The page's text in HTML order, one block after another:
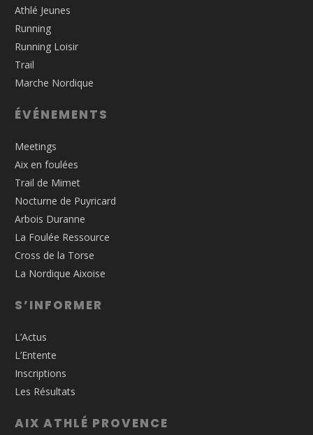
Athlé Jeunes
Running
Running Loisir
Trail
Marche Nordique
ÉVÉNEMENTS
Meetings
Aix en foulées
Trail de Mimet
Nocturne de Puyricard
Arbois Duranne
La Foulée Ressource
Cross de la Torse
La Nordique Aixoise
S’INFORMER
L’Actus
L’Entente
Inscriptions
Les Résultats
AIX ATHLÉ PROVENCE